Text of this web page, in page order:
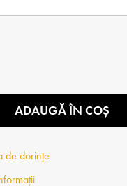
ADAUGĂ ÎN COȘ
de dorințe